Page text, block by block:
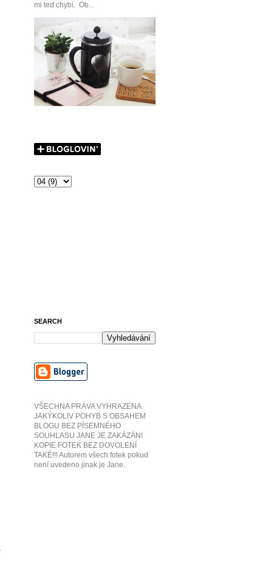
mi teď chybí. Ob...
SEARCH
VŠECHNA PRÁVA VYHRAZENA.
JAKÝKOLIV POHYB S OBSAHEM
BLOGU BEZ PÍSEMNÉHO
SOUHLASU JANE JE ZAKÁZÁN!
KOPIE FOTEK BEZ DOVOLENÍ
TAKÉ!!! Autorem všech fotek pokud
není uvedeno jinak je Jane.